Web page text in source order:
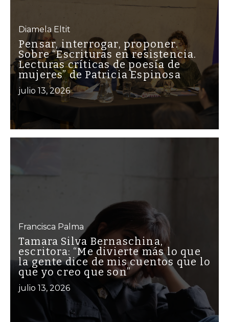
Diamela Eltit
Pensar, interrogar, proponer.
Sobre “Escrituras en resistencia.
Lecturas críticas de poesía de
mujeres” de Patricia Espinosa
julio 13, 2026
Francisca Palma
Tamara Silva Bernaschina,
escritora: “Me divierte más lo que
la gente dice de mis cuentos que lo
que yo creo que son”
julio 13, 2026